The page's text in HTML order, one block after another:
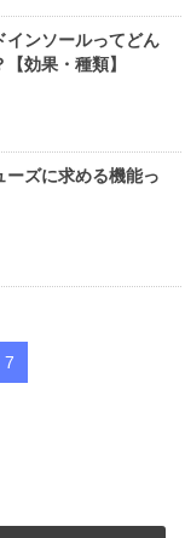
インソールってどん
効果・種類】
ーズに求める機能っ
7